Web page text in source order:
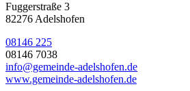
Fuggerstraße 3
82276 Adelshofen
08146 225
08146 7038
info@gemeinde-adelshofen.de
www.gemeinde-adelshofen.de